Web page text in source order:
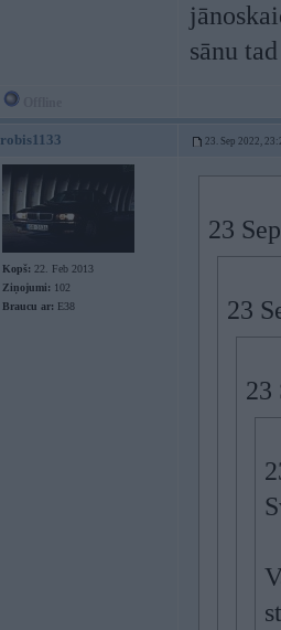
sānu
robis1133 23. Sep 2022,
Kopš: 22. Feb 2013
Ziņojumi: 102
Braucu ar: E38
23
23
23